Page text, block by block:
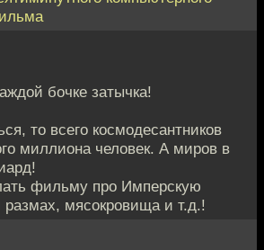
бочке затычка!
то всего космодесантников
миллиона человек. А миров в
фильму про Имперскую
мясокровища и т.д.!